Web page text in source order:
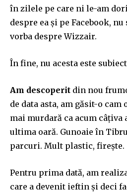
în zilele pe care ni le-am
despre ea și pe Facebook,
vorba despre Wizzair.
În fine, nu acesta este
Am descoperit din nou
de data asta, am găsit-o
mai murdară ca acum câțiva
ultima oară. Gunoaie în
parcuri. Mult plastic, firește.
Pentru prima dată, am
care a devenit ieftin și deci